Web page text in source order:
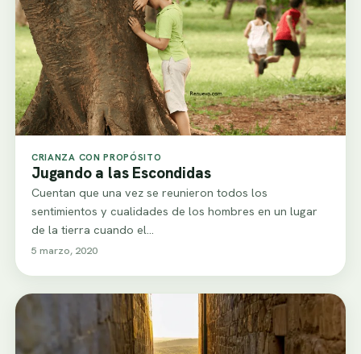
CRIANZA CON PROPÓSITO
Jugando a las Escondidas
Cuentan que una vez se reunieron todos los
sentimientos y cualidades de los hombres en un lugar
de la tierra cuando el…
5 marzo, 2020